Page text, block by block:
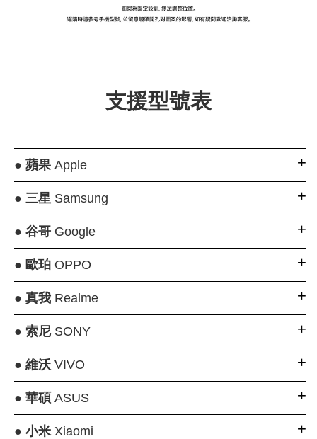
支援型號表
● 蘋果Apple
● 三星Samsung
● 谷哥Google
● 歐珀OPPO
● 真我Realme
● 索尼SONY
● 維沃VIVO
● 華碩 ASUS
● 小米Xiaomi